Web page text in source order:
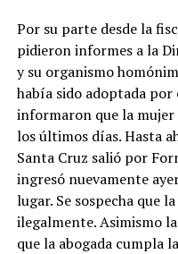
Por su parte desde la
pidieron informes a la
y su organismo
había sido adoptada por
informaron que la
los últimos días. Hasta
Santa Cruz salió por
ingresó nuevamente
lugar. Se sospecha que
ilegalmente. Asimismo
que la abogada cumpla